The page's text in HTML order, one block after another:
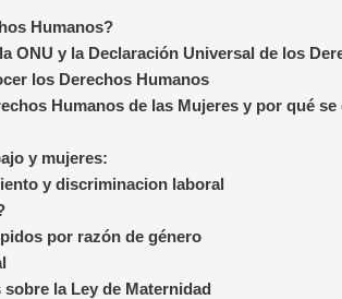
Humanos?
ONU y la Declaración Universal de los
los Derechos Humanos
Humanos de las Mujeres y por qué
y mujeres:
y discriminacion laboral
por razón de género
la Ley de Maternidad